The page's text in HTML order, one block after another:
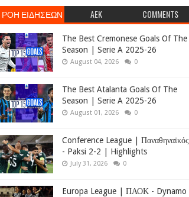
ΡΟΗ ΕΙΔΗΣΕΩΝ AEK COMMENTS
The Best Cremonese Goals Of The
Season | Serie A 2025-26
August 04, 2026 0
The Best Atalanta Goals Of The
Season | Serie A 2025-26
August 01, 2026 0
Conference League | Παναθηναϊκός
- Paksi 2-2 | Highlights
July 31, 2026 0
Europa League | ΠΑΟΚ - Dynamo